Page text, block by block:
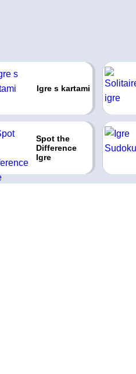
Igre s kartami
Spot the
Difference
Igre